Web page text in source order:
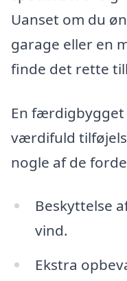
Uanset om du
garage eller en
finde det rette
En
værdifuld
nogle af de
Beskyttelse
vind.
Ekstra